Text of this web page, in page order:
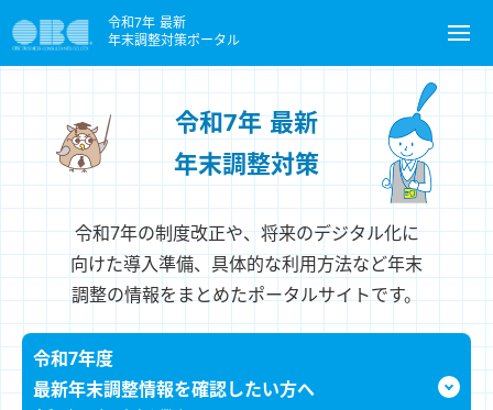
令和7年 最新
年末調整対策ポータル
令和7年 最新
年末調整対策
令和7年の制度改正や、将来のデジタル化に
向けた導入準備、具体的な利用方法など年末
調整の情報をまとめたポータルサイトです。
令和7年度
最新年末調整情報を確認したい方へ